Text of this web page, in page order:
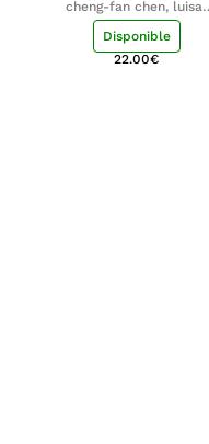
cheng-fan chen, luisa;
shu-ying chang, luisa
Disponible
22.00€